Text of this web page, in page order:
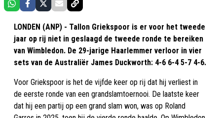
LONDEN (ANP) - Tallon Griekspoor is er voor het tweede
jaar op rij niet in geslaagd de tweede ronde te bereiken
van Wimbledon. De 29-jarige Haarlemmer verloor in vier
sets van de Australiër James Duckworth: 4-6 6-4 5-7 4-6.
Voor Griekspoor is het de vijfde keer op rij dat hij verliest in
de eerste ronde van een grandslamtoernooi. De laatste keer
dat hij een partij op een grand slam won, was op Roland